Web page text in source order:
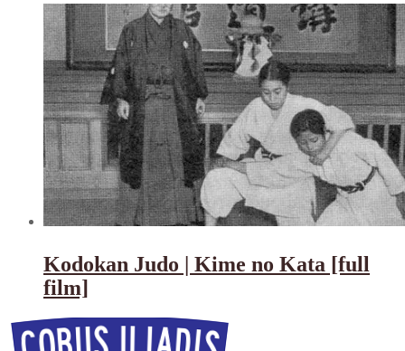
Kodokan Judo | Kime no Kata [full
film]